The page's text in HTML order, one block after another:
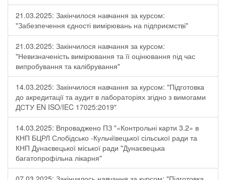
21.03.2025: Закінчилося навчання за курсом:
"Забезпечення єдності вимірювань на підприємстві"
21.03.2025: Закінчилося навчання за курсом:
"Невизначеність вимірювання та її оцінювання під час
випробування та калібрування"
14.03.2025: Закінчилося навчання за курсом: "Підготовка
до акредитації та аудит в лабораторіях згідно з вимогами
ДСТУ EN ISO/IEC 17025:2019"
14.03.2025: Впроваджено ПЗ "«Контрольні карти 3.2» в
КНП БЦРЛ Слобідсько -Кульчіївецької сільської ради та
КНП Дунаєвецької міської ради "Дунаєвецька
багатопрофільна лікарня"